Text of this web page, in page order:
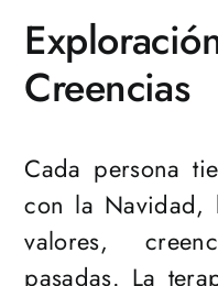
Creencias
Cada persona
con la Navidad,
valores,
pasadas. La